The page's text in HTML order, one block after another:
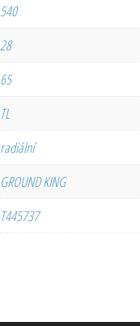
540
28
65
TL
radiální
GROUND KING
T445737